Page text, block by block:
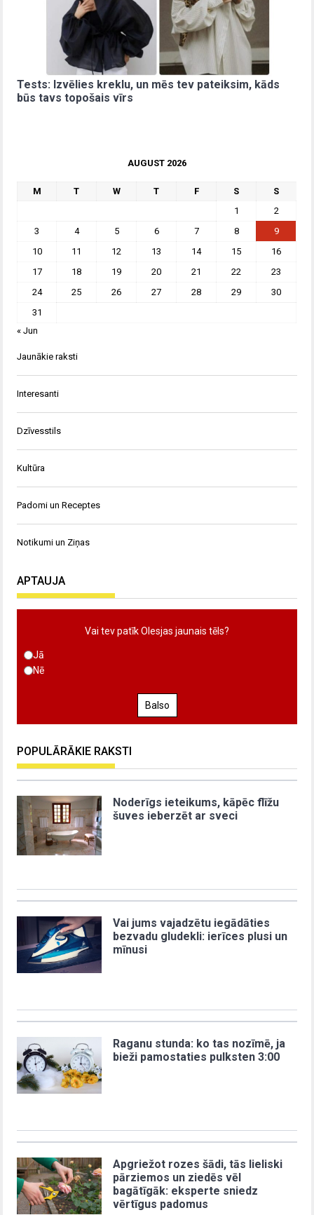
Tests: Izvēlies kreklu, un mēs tev pateiksim, kāds
būs tavs topošais vīrs
AUGUST 2026
M T W T F S
S
1
2
3
4 5 6 7 8
9
10
11 12 13 14 15
16
17
18 19 20 21 22
23
24
25 26 27 28 29
30
31
« Jun
Jaunākie raksti
Interesanti
Dzīvesstils
Kultūra
Padomi un Receptes
Notikumi un Ziņas
APTAUJA
Vai tev patīk Olesjas jaunais tēls?
Jā
Nē
Balso
POPULĀRĀKIE RAKSTI
Noderīgs ieteikums, kāpēc flīžu
šuves ieberzēt ar sveci
Vai jums vajadzētu iegādāties
bezvadu gludekli: ierīces plusi un
mīnusi
Raganu stunda: ko tas nozīmē, ja
bieži pamostaties pulksten 3:00
Apgriežot rozes šādi, tās lieliski
pārziemos un ziedēs vēl
bagātīgāk: eksperte sniedz
vērtīgus padomus